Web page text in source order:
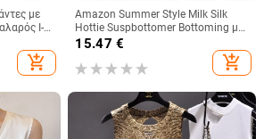
με
Ι-
add_shopping_cart
Amazon Summer Style Milk Silk
Hottie Suspbottomer Bottoming με
Ευρωπαϊκό και Αμερικανικό Στυλ
Λεπτό Κοντό Γιλέκο για Γυναίκες
15.47 €
add_shopping_cart